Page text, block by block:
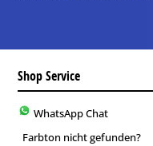
Shop Service
WhatsApp Chat
Farbton nicht gefunden?